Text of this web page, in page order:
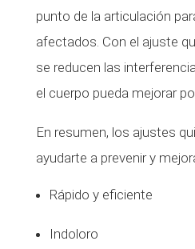
punto de la articulación
afectados. Con el ajuste
se reducen las
el cuerpo pueda mejorar
En resumen, los ajustes
ayudarte a prevenir y
Rápido y eficiente
Indoloro